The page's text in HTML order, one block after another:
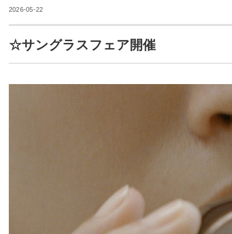
2026-05-22
☆サングラスフェア開催